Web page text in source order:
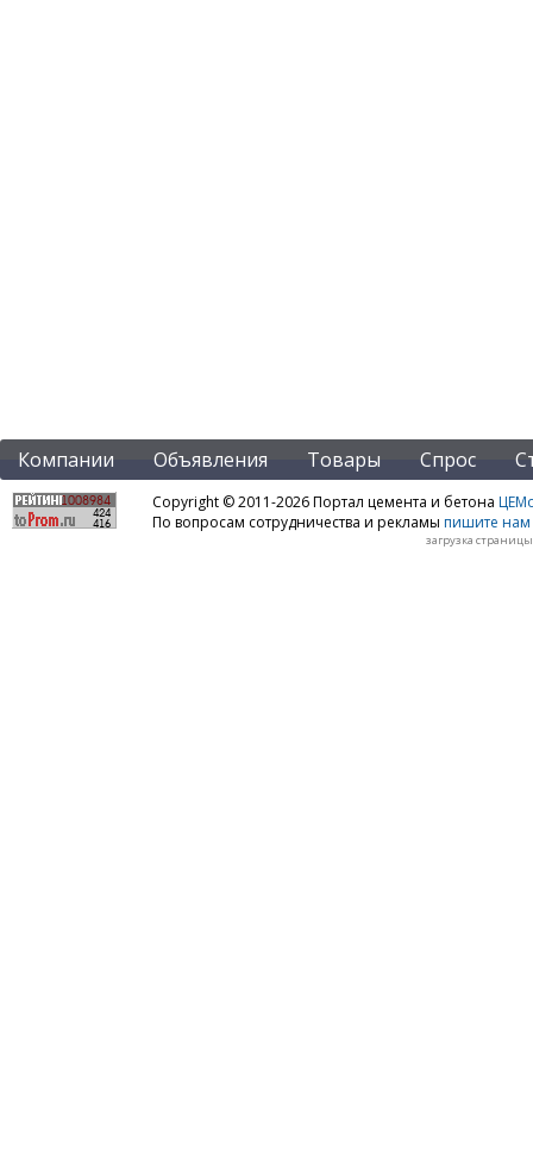
Компании Объявления Товары Спрос
Copyright © 2011-2026 Портал цемента и бетона
По вопросам сотрудничества и рекламы пишите нам
загрузка